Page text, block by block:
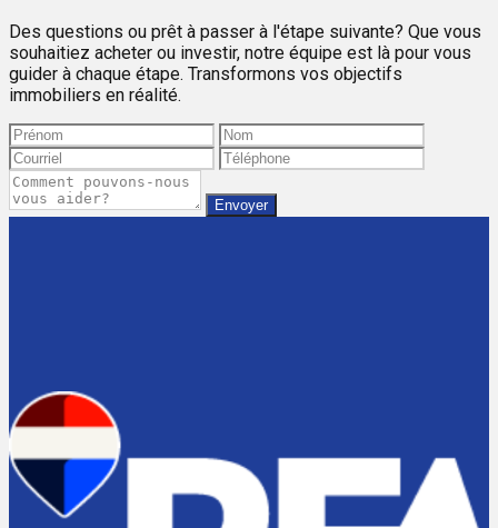
Des questions ou prêt à passer à l'étape suivante? Que vous
souhaitiez acheter ou investir, notre équipe est là pour vous
guider à chaque étape. Transformons vos objectifs
immobiliers en réalité.
Envoyer